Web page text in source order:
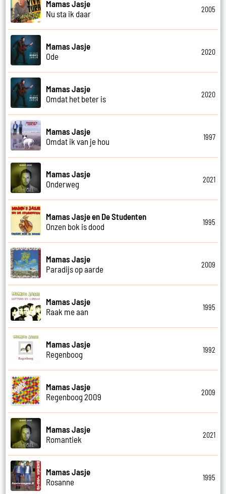
Mamas Jasje
Nu sta ik daar
2005
Mamas Jasje
Ode
2020
Mamas Jasje
Omdat het beter is
2020
Mamas Jasje
Omdat ik van je hou
1997
Mamas Jasje
Onderweg
2021
Mamas Jasje en De Studenten
Onzen bok is dood
1995
Mamas Jasje
Paradijs op aarde
2009
Mamas Jasje
Raak me aan
1995
Mamas Jasje
Regenboog
1992
Mamas Jasje
Regenboog 2009
2009
Mamas Jasje
Romantiek
2021
Mamas Jasje
Rosanne
1995